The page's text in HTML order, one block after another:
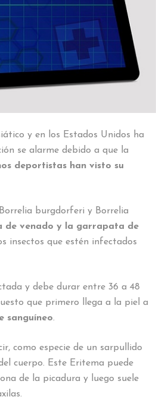
y en los Estados Unidos ha
se alarme debido a que la
deportistas han visto su
burgdorferi y Borrelia
de venado y la garrapata de
insectos que estén infectados
y debe durar entre 36 a 48
que primero llega a la piel a
sanguíneo.
como especie de un sarpullido
cuerpo. Este Eritema puede
de la picadura y luego suele